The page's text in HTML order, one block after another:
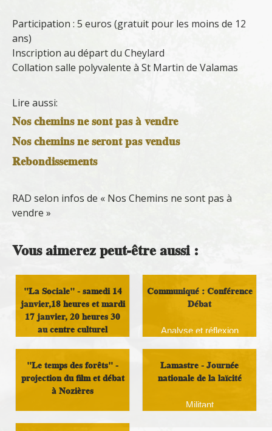
Participation : 5 euros (gratuit pour les moins de 12
ans)
Inscription au départ du Cheylard
Collation salle polyvalente à St Martin de Valamas
Lire aussi:
Nos chemins ne sont pas à vendre
Nos chemins ne seront pas vendus
Rebondissements
RAD selon infos de « Nos Chemins ne sont pas à
vendre »
Vous aimerez peut-être aussi :
"La Sociale" - samedi 14
janvier,18 heures et mardi
17 janvier, 20 heures 30
au centre culturel
Communiqué : Conférence
Débat
Analyse et réflexion
"Le temps des forêts" -
projection du film et débat
à Nozières
Lamastre - Journée
nationale de la laïcité
Militant